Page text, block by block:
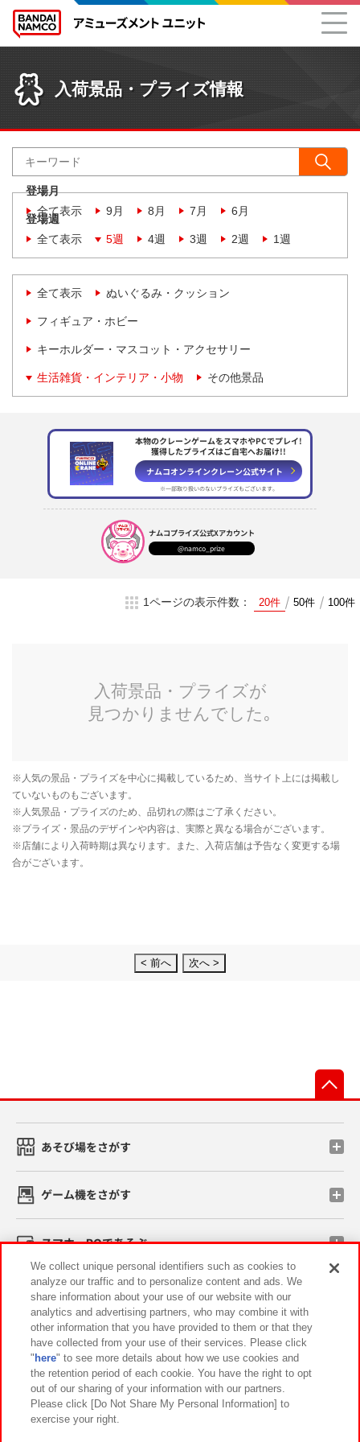
入荷景品・プライズ情報
登場月
全て表示
9月 8月 7月 6月
登場週
全て表示
5週 4週 3週 2週 1週
全て表示 ぬいぐるみ・クッション
フィギュア・ホビー
キーホルダー・マスコット・アクセサリー
生活雑貨・インテリア・小物 その他景品
本物のクレーンゲームをスマホやPCでプレイ!
獲得したプライズはご自宅へお届け!!
ナムコオンラインクレーン公式サイト
※一部取り扱いのないプライズもございます。
ナムコプライズ公式Xアカウント
@namco_prize
1ページの表示件数： 20件 50件 100件
< 前へ 次へ >
あそび場をさがす
ゲーム機をさがす
スマホ・PCであそぶ
イベント・キャンペーン
関連会社 サステナビリティ サイトポリシー
プライバシーポリシー ウェブアクセシビリティ方針と検証結果
お取引先さまとともに
We collect unique personal identifiers such as cookies to
analyze our traffic and to personalize content and ads. We
share information about your use of our website with our
analytics and advertising partners, who may combine it with
other information that you have provided to them or that they
have collected from your use of their services. Please click
" here" to see more details about how we use cookies and
the retention period of each cookie. You have the right to opt
out of our sharing of your information with our partners.
Please click [Do Not Share My Personal Information] to
exercise your right.